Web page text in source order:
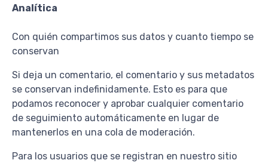
Analítica
Con quién compartimos sus datos y cuanto tiempo se
conservan
Si deja un comentario, el comentario y sus metadatos
se conservan indefinidamente. Esto es para que
podamos reconocer y aprobar cualquier comentario
de seguimiento automáticamente en lugar de
mantenerlos en una cola de moderación.
Para los usuarios que se registran en nuestro sitio